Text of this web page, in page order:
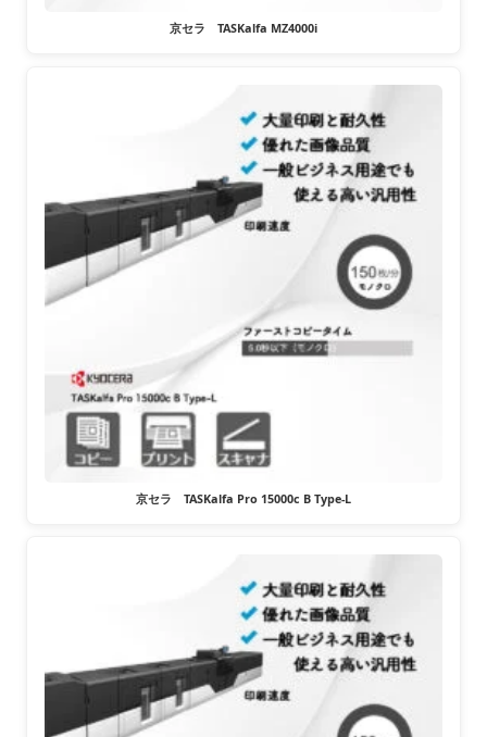
京セラ TASKalfa MZ4000i
京セラ TASKalfa Pro 15000c B Type-L